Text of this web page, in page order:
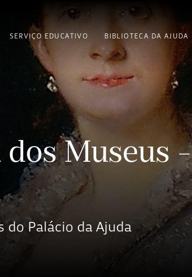
SERVIÇO EDUCATIVO BIBLIOTECA DA AJUDA
Museus -
do Palácio da Ajuda